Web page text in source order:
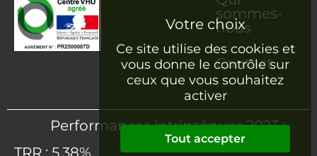
sommes-
nous
Contact
Performances intrinsèques 2023 :
Ce site utilise des cookies et
vous donne le contrôle sur
ceux que vous souhaitez
activer
Tout accepter